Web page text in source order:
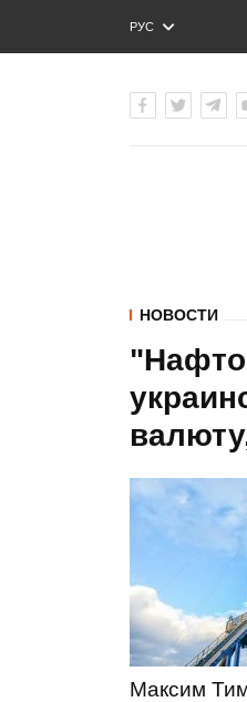
РУС
ENG
НОВОСТИ
Максим